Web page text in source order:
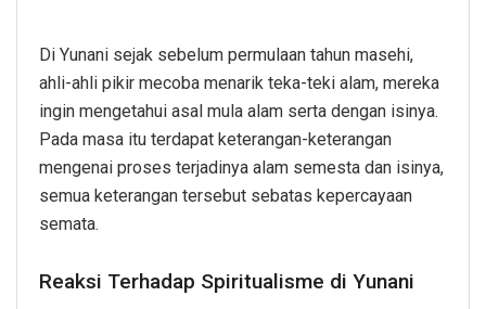
Di Yunani sejak sebelum permulaan tahun masehi,
ahli-ahli pikir mecoba menarik teka-teki alam, mereka
ingin mengetahui asal mula alam serta dengan isinya.
Pada masa itu terdapat keterangan-keterangan
mengenai proses terjadinya alam semesta dan isinya,
semua keterangan tersebut sebatas kepercayaan
semata.
Reaksi Terhadap Spiritualisme di Yunani